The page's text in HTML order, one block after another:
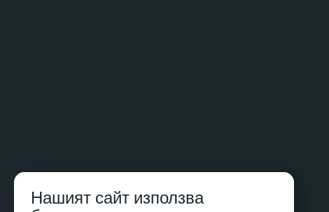
Нашият сайт използва